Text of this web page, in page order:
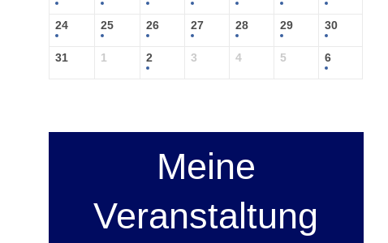
24 25 26 27 28 29 30
31 1 2 3 4 5 6
Meine
Veranstaltung